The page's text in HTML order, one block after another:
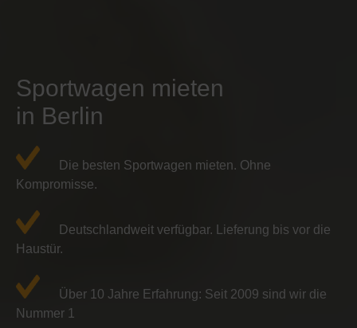
Sportwagen mieten
in Berlin
Die besten Sportwagen mieten. Ohne
Kompromisse.
Deutschlandweit verfügbar. Lieferung bis vor die
Haustür.
Über 10 Jahre Erfahrung: Seit 2009 sind wir die
Nummer 1